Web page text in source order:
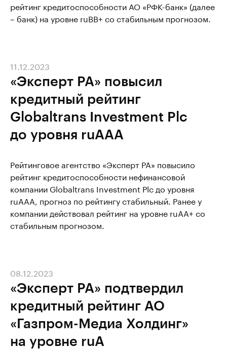
рейтинг кредитоспособности АО «РФК-банк» (далее
– банк) на уровне ruВВ+ со стабильным прогнозом.
«Эксперт РА» повысил
кредитный рейтинг
Globaltrans Investment Plc
до уровня ruАAA
11.12.2023
Рейтинговое агентство «Эксперт РА» повысило
рейтинг кредитоспособности нефинансовой
компании Globaltrans Investment Plc до уровня
ruAАА, прогноз по рейтингу стабильный. Ранее у
компании действовал рейтинг на уровне ruAА+ со
стабильным прогнозом.
«Эксперт РА» подтвердил
кредитный рейтинг АО
«Газпром-Медиа Холдинг»
на уровне ruА
08.12.2023